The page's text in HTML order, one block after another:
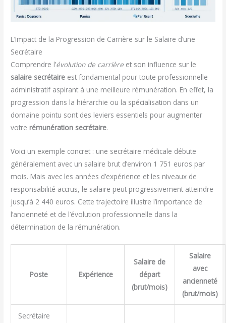
L’Impact de la Progression de Carrière sur le Salaire d’une
Secrétaire
Comprendre l’évolution de carrière et son influence sur le
salaire secrétaire est fondamental pour toute professionnelle
administratif aspirant à une meilleure rémunération. En effet, la
progression dans la hiérarchie ou la spécialisation dans un
domaine pointu sont des leviers essentiels pour augmenter
votre rémunération secrétaire.
Voici un exemple concret : une secrétaire médicale débute
généralement avec un salaire brut d’environ 1 751 euros par
mois. Mais avec les années d’expérience et les niveaux de
responsabilité accrus, le salaire peut progressivement atteindre
jusqu’à 2 440 euros. Cette trajectoire illustre l’importance de
l’ancienneté et de l’évolution professionnelle dans la
détermination de la rémunération.
Poste Expérience
Salaire de
départ
(brut/mois)
Salaire
avec
ancienneté
(brut/mois)
Secrétaire